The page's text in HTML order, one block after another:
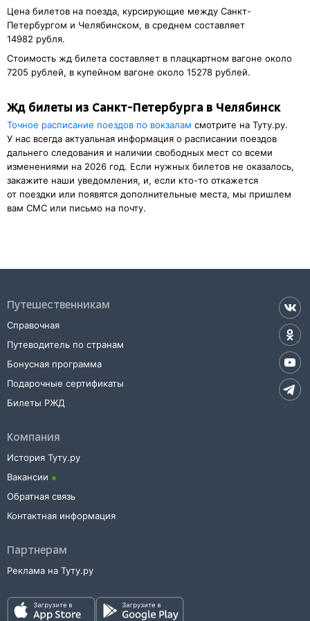
Цена билетов на поезда, курсирующие между Санкт-
Петербургом и Челябинском, в среднем составляет
14982 рубля.
Стоимость жд билета составляет в плацкартном вагоне около
7205 рублей, в купейном вагоне около 15278 рублей.
Жд билеты из Санкт-Петербурга в Челябинск
Точное расписание поездов по вокзалам смотрите на Туту.ру.
У нас всегда актуальная информация о расписании поездов
дальнего следования и наличии свободных мест со всеми
изменениями на 2026 год. Если нужных билетов не оказалось,
закажите наши уведомления, и, если кто-то откажется
от поездки или появятся дополнительные места, мы пришлем
вам СМС или письмо на почту.
Путешественникам
Справочная
Путеводитель по странам
Бонусная программа
Подарочные сертификаты
Билеты РЖД
Компания
История Туту.ру
Вакансии
Обратная связь
Контактная информация
Партнерам
Реклама на Туту.ру